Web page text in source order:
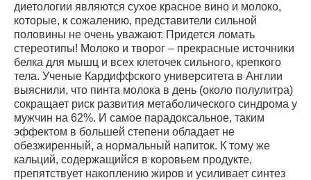
диетологии являются сухое красное вино и молоко,
которые, к сожалению, представители сильной
половины не очень уважают. Придется ломать
стереотипы! Молоко и творог – прекрасные источники
белка для мышц и всех клеточек сильного, крепкого
тела. Ученые Кардиффского университета в Англии
выяснили, что пинта молока в день (около полулитра)
сокращает риск развития метаболического синдрома у
мужчин на 62%. И самое парадоксальное, таким
эффектом в большей степени обладает не
обезжиренный, а нормальный напиток. К тому же
кальций, содержащийся в коровьем продукте,
препятствует накоплению жиров и усиливает синтез